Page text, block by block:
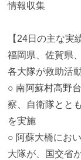
情報収集
【24日の主な実
福岡県、佐賀県
各大隊が救助活
○ 南阿蘇村高野
察、自衛隊とと
を実施
○ 阿蘇大橋にお
大隊が、国交省